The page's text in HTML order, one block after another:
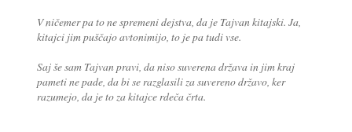
V ničemer pa to ne spremeni dejstva, da je Tajvan kitajski. Ja,
kitajci jim puščajo avtonimijo, to je pa tudi vse.
Saj še sam Tajvan pravi, da niso suverena država in jim kraj
pameti ne pade, da bi se razglasili za suvereno državo, ker
razumejo, da je to za kitajce rdeča črta.